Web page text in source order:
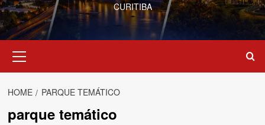
CURITIBA
Menu
HOME PARQUE TEMÁTICO
parque temático